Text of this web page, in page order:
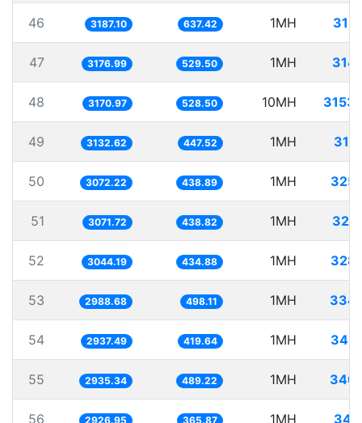
46 3187.10 637.42 1MH
47 3176.99 529.50 1MH
48 3170.97 528.50 10MH
49 3132.62 447.52 1MH
50 3072.22 438.89 1MH
51 3071.72 438.82 1MH
52 3044.19 434.88 1MH
53 2988.68 498.11 1MH
54 2937.49 419.64 1MH
55 2935.34 489.22 1MH
56 2926.95 365.87 1MH